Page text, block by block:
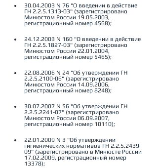
30.04.2003 N 76 "О введении в действие
ГН 2.2.5.1313-03" (зарегистрировано
Минюстом России 19.05.2003,
регистрационный номер 4568);
24.12.2003 N 160 "О введении в действие
ГН 2.2.5.1827-03" (зарегистрировано
Минюстом России 22.01.2004,
регистрационный номер 5465);
22.08.2006 N 24 "Об утверждении ГН
2.2.5.2100-06" (зарегистрировано
Минюстом России 14.09.2006,
регистрационный номер 8248);
30.07.2007 N 56 "Об утверждении ГН
2.2.5.2241-07" (зарегистрировано
Минюстом России 06.09.2007,
регистрационный номер 10110);
22.01.2009 N 3 "Об утверждении
гигиенических нормативов ГН 2.2.5.2439-
09" (зарегистрировано в Минюсте России
17.02.2009, регистрационный номер
13378);